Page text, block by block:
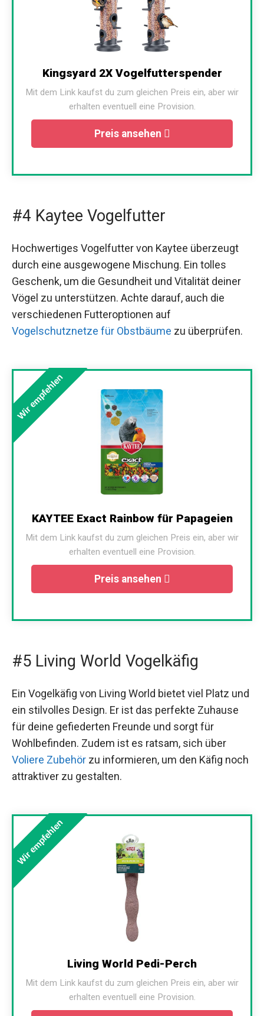
Kingsyard 2X Vogelfutterspender
Mit dem Link kaufst du zum gleichen Preis ein, aber wir
erhalten eventuell eine Provision.
Preis ansehen
#4 Kaytee Vogelfutter
Hochwertiges Vogelfutter von Kaytee überzeugt
durch eine ausgewogene Mischung. Ein tolles
Geschenk, um die Gesundheit und Vitalität deiner
Vögel zu unterstützen. Achte darauf, auch die
verschiedenen Futteroptionen auf
Vogelschutznetze für Obstbäume zu überprüfen.
Wir empfehlen
KAYTEE Exact Rainbow für Papageien
Mit dem Link kaufst du zum gleichen Preis ein, aber wir
erhalten eventuell eine Provision.
Preis ansehen
#5 Living World Vogelkäfig
Ein Vogelkäfig von Living World bietet viel Platz und
ein stilvolles Design. Er ist das perfekte Zuhause
für deine gefiederten Freunde und sorgt für
Wohlbefinden. Zudem ist es ratsam, sich über
Voliere Zubehör zu informieren, um den Käfig noch
attraktiver zu gestalten.
Wir empfehlen
Living World Pedi-Perch
Mit dem Link kaufst du zum gleichen Preis ein, aber wir
erhalten eventuell eine Provision.